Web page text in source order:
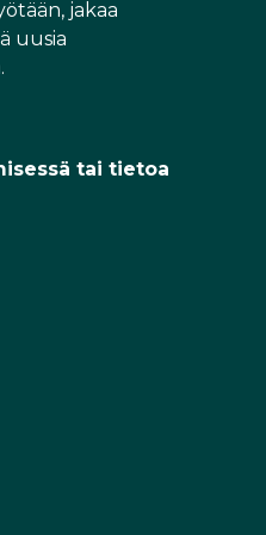
jakaa
uusia
tai tietoa